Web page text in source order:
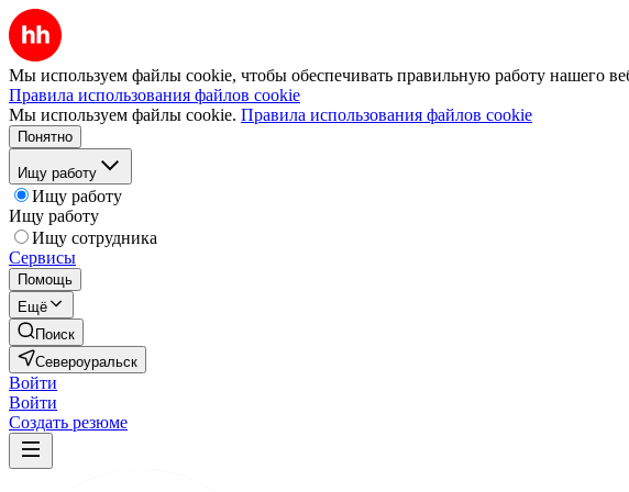
Мы используем файлы cookie, чтобы обеспечивать правильную работу нашего
Правила использования файлов cookie
Мы используем файлы cookie. Правила использования файлов cookie
Понятно
Ищу работу
Ищу работу
Ищу работу
Ищу сотрудника
Сервисы
Помощь
Ещё
Поиск
Североуральск
Войти
Войти
Создать резюме